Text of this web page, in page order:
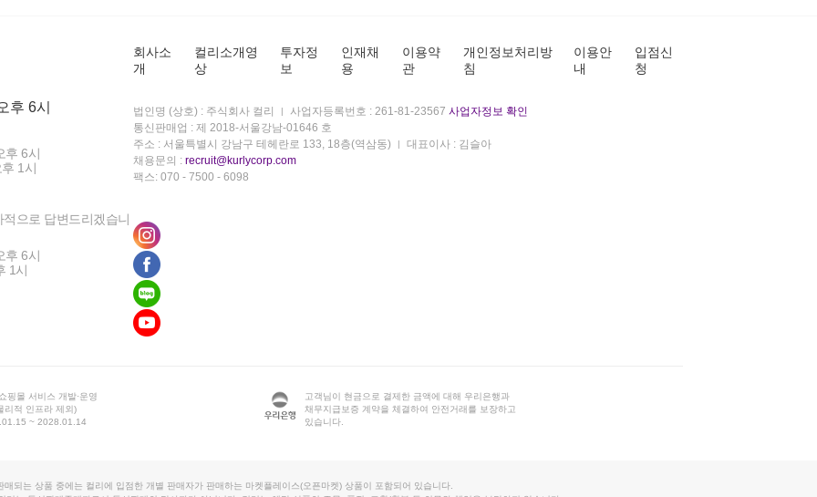
후 6시
후 6시
1시
으로 답변드리겠습니
후 6시
1시
회사소
개
컬리소개영
상
투자정
보
인재채
용
이용약
관
개인정보처리방
침
이용안
내
입점신
청
법인명 (상호) : 주식회사 컬리 사업자등록번호 : 261-81-23567 사업자정보 확인
통신판매업 : 제 2018-서울강남-01646 호
주소 : 서울특별시 강남구 테헤란로 133, 18층(역삼동)
대표이사 : 김슬아
채용문의 : recruit@kurlycorp.com
팩스: 070 - 7500 - 6098
핑몰 서비스 개발·운영
리적 인프라 제외)
~ 2028.01.14
고객님이 현금으로 결제한 금액에 대해 우리은행과
채무지급보증 계약을 체결하여 안전거래를 보장하고
있습니다.
매되는 상품 중에는 컬리에 입점한 개별 판매자가 판매하는 마켓플레이스(오픈마켓) 상품이 포함되어 있습니다.